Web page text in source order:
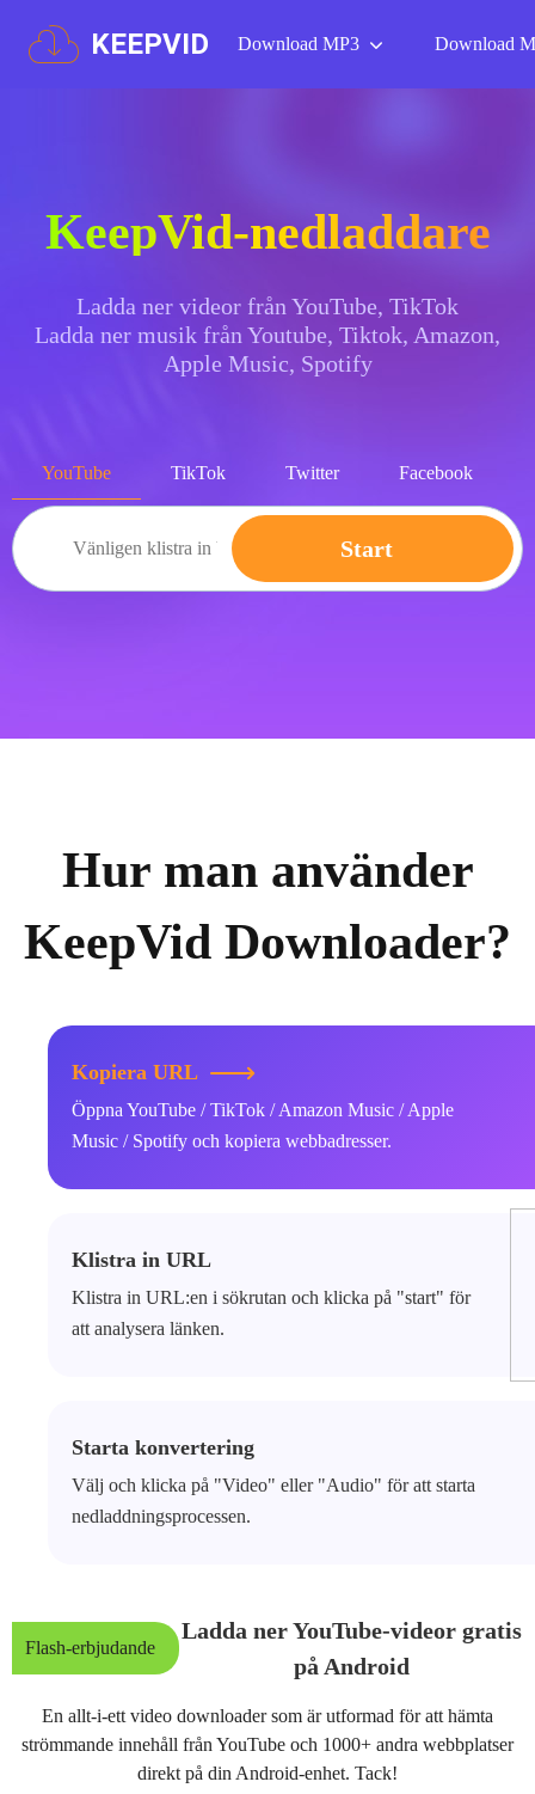
KEEPVID Download MP3 Download
KeepVid-nedladdare
Ladda ner videor från YouTube, TikTok
Ladda ner musik från Youtube, Tiktok, Amazon,
Apple Music, Spotify
YouTube TikTok Twitter Facebook
Start
Hur man använder
KeepVid Downloader?
Kopiera URL
Öppna YouTube / TikTok / Amazon Music / Apple
Music / Spotify och kopiera webbadresser.
Klistra in URL
Klistra in URL:en i sökrutan och klicka på "start" för
att analysera länken.
Starta konvertering
Välj och klicka på "Video" eller "Audio" för att starta
nedladdningsprocessen.
Flash-erbjudande
Ladda ner YouTube-videor gratis
på Android
En allt-i-ett video downloader som är utformad för att hämta
strömmande innehåll från YouTube och 1000+ andra webbplatser
direkt på din Android-enhet. Tack!